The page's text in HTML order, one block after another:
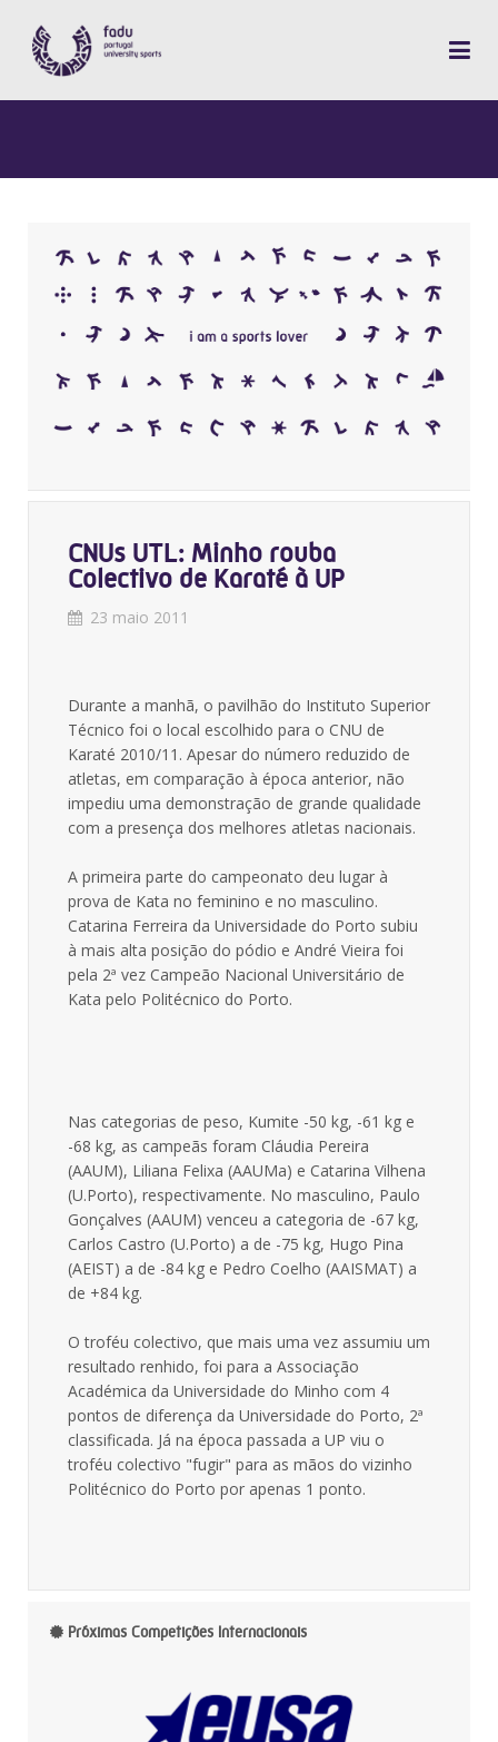
CNUs UTL: Minho rouba
Colectivo de Karaté à UP
23 maio 2011
Durante a manhã, o pavilhão do Instituto Superior
Técnico foi o local escolhido para o CNU de
Karaté 2010/11. Apesar do número reduzido de
atletas, em comparação à época anterior, não
impediu uma demonstração de grande qualidade
com a presença dos melhores atletas nacionais.
A primeira parte do campeonato deu lugar à
prova de Kata no feminino e no masculino.
Catarina Ferreira da Universidade do Porto subiu
à mais alta posição do pódio e André Vieira foi
pela 2ª vez Campeão Nacional Universitário de
Kata pelo Politécnico do Porto.
Nas categorias de peso, Kumite -50 kg, -61 kg e
-68 kg, as campeãs foram Cláudia Pereira
(AAUM), Liliana Felixa (AAUMa) e Catarina Vilhena
(U.Porto), respectivamente. No masculino, Paulo
Gonçalves (AAUM) venceu a categoria de -67 kg,
Carlos Castro (U.Porto) a de -75 kg, Hugo Pina
(AEIST) a de -84 kg e Pedro Coelho (AAISMAT) a
de +84 kg.
O troféu colectivo, que mais uma vez assumiu um
resultado renhido, foi para a Associação
Académica da Universidade do Minho com 4
pontos de diferença da Universidade do Porto, 2ª
classificada. Já na época passada a UP viu o
troféu colectivo "fugir" para as mãos do vizinho
Politécnico do Porto por apenas 1 ponto.
Próximas Competições Internacionais